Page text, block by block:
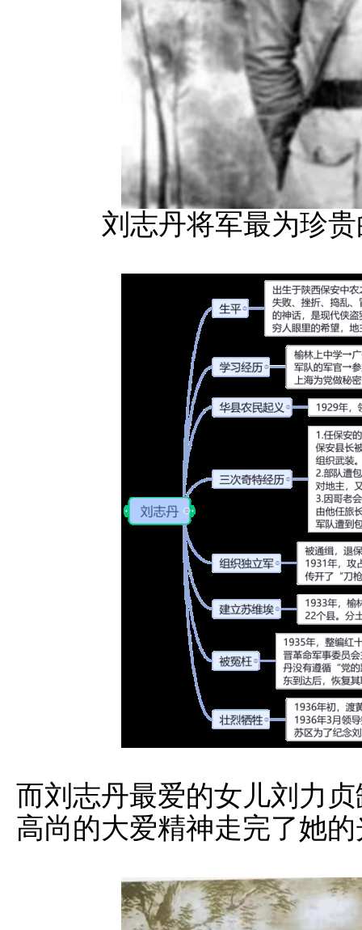
刘志丹将军最为珍
而刘志丹最爱的女儿刘力
高尚的大爱精神走完了她